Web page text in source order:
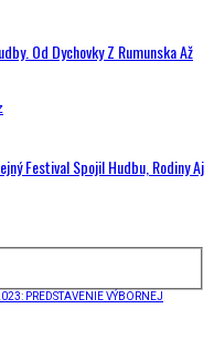
Od Dychovky Z Rumunska Až
Festival Spojil Hudbu, Rodiny Aj
PREDSTAVENIE VÝBORNEJ